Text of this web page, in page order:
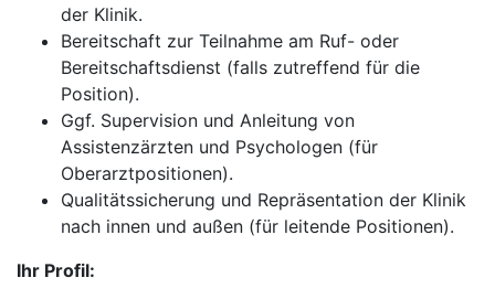
der Klinik.
Bereitschaft zur Teilnahme am Ruf- oder
Bereitschaftsdienst (falls zutreffend für die
Position).
Ggf. Supervision und Anleitung von
Assistenzärzten und Psychologen (für
Oberarztpositionen).
Qualitätssicherung und Repräsentation der Klinik
nach innen und außen (für leitende Positionen).
Ihr Profil: